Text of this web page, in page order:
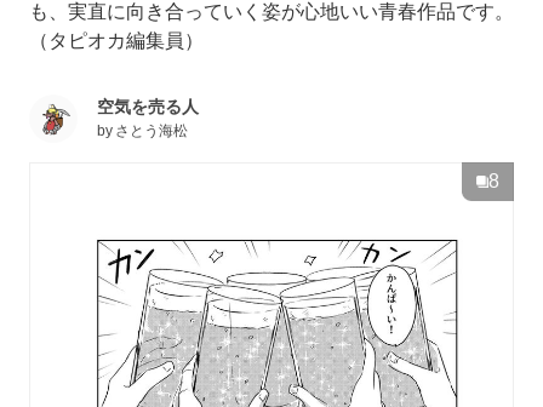
も、実直に向き合っていく姿が心地いい青春作品です。
（タピオカ編集員）
空気を売る人
by さとう海松
8